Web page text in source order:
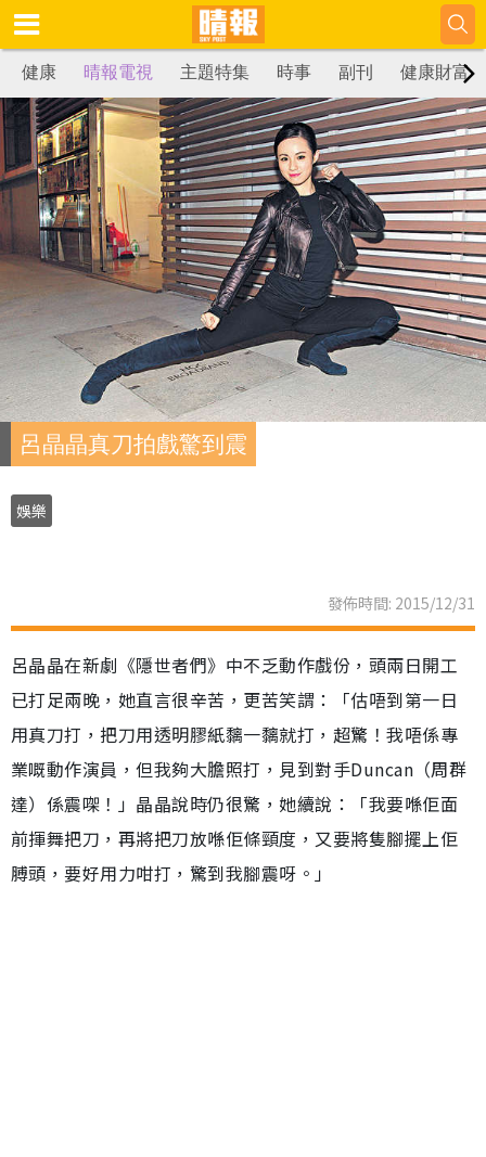
健康 晴報電視 主題特集 時事 副刊 健康財富
呂晶晶真刀拍戲驚到震
娛樂
發佈時間: 2015/12/31
呂晶晶在新劇《隱世者們》中不乏動作戲份，頭兩日開工
已打足兩晚，她直言很辛苦，更苦笑謂：「估唔到第一日
用真刀打，把刀用透明膠紙黐一黐就打，超驚！我唔係專
業嘅動作演員，但我夠大膽照打，見到對手Duncan（周群
達）係震㗎！」晶晶說時仍很驚，她續說：「我要喺佢面
前揮舞把刀，再將把刀放喺佢條頸度，又要將隻腳擺上佢
膊頭，要好用力咁打，驚到我腳震呀。」